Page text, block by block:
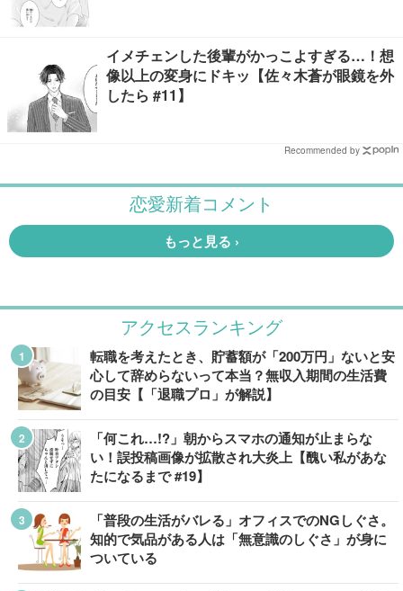
イメチェンした後輩がかっこよすぎる…！想
像以上の変身にドキッ【佐々木蒼が眼鏡を外
したら #11】
Recommended by
アクセスランキング
転職を考えたとき、貯蓄額が「200万円」ないと安
心して辞めらないって本当？無収入期間の生活費
の目安【「退職プロ」が解説】
「何これ…!?」朝からスマホの通知が止まらな
い！誤投稿画像が拡散され大炎上【醜い私があな
たになるまで #19】
「普段の生活がバレる」オフィスでのNGしぐさ。
知的で気品がある人は「無意識のしぐさ」が身に
ついている